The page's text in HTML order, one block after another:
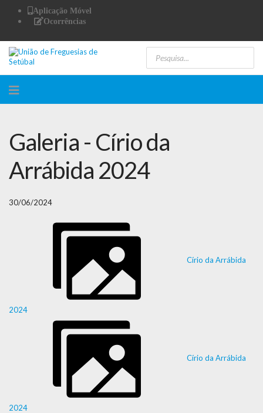
Aplicação Móvel
Ocorrências
Galeria - Círio da
Arrábida 2024
30/06/2024
Círio da Arrábida
2024
Círio da Arrábida
2024